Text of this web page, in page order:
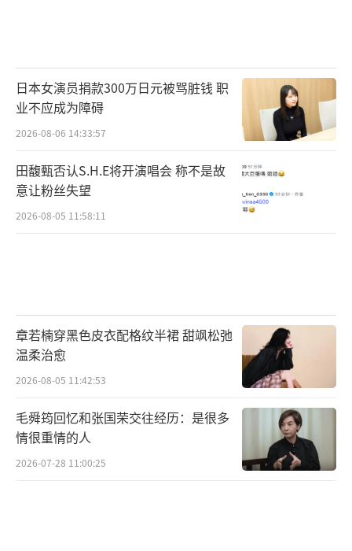
日本女演员捐款300万日元被骂脏钱 职
业不应成为障碍
2026-08-06 14:33:57
田馥甄否认S.H.E将开演唱会 称不是故
意让粉丝失望
2026-08-05 11:58:11
章若楠穿黑色皮衣配格纹半裙 甜飒松弛
温柔治愈
2026-08-05 11:42:53
毛舜筠回忆和张国荣交往经历：是很多
情很重情的人
2026-07-28 11:00:25